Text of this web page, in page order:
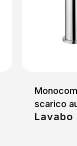
scarico
Lavabo